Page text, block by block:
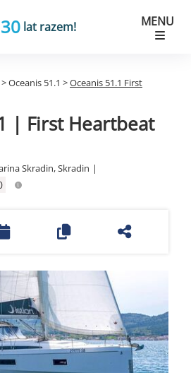
30 lat razem! MENU
>Oceanis 51.1 >Oceanis 51.1 First
| First Heartbeat
Skradin, Skradin |